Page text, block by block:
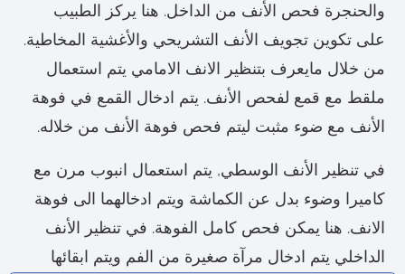
والحنجرة فحص الأنف من الداخل. هنا يركز الطبيب
على تكوين تجويف الأنف التشريحي والأغشية المخاطية.
من خلال مايعرف بتنظير الانف الامامي يتم استعمال
ملقط مع قمع لفحص الأنف. يتم ادخال القمع في فوهة
الأنف مع ضوء مثبت ليتم فحص فوهة الأنف من خلاله.
في تنظير الأنف الوسطي, يتم استعمال انبوب مرن مع
كاميرا وضوء بدل عن الكماشة ويتم ادخالهما الى فوهة
الانف. هنا يمكن فحص كامل الفوهة. في تنظير الأنف
الداخلي يتم ادخال مرآة صغيرة من الفم ويتم ابقائها